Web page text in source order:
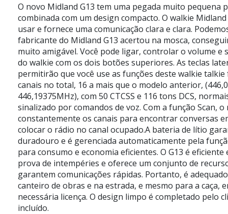
O novo Midland G13 tem uma pegada muito pequena
combinada com um design compacto. O walkie
usar e fornece uma comunicação clara e clara.
fabricante do Midland G13 acertou na mosca,
muito amigável. Você pode ligar, controlar o volume e
do walkie com os dois botões superiores. As teclas
permitirão que você use as funções deste walkie
canais no total, 16 a mais que o modelo anterior,
446,19375MHz), com 50 CTCSS e 116 tons DCS,
sinalizado por comandos de voz. Com a função Scan,
constantemente os canais para encontrar conversas
colocar o rádio no canal ocupado.A bateria de lítio
duradouro e é gerenciada automaticamente pela
para consumo e economia eficientes. O G13 é eficiente
prova de intempéries e oferece um conjunto de
garantem comunicações rápidas. Portanto, é
canteiro de obras e na estrada, e mesmo para a caça,
necessária licença. O design limpo é completado pelo
incluído.